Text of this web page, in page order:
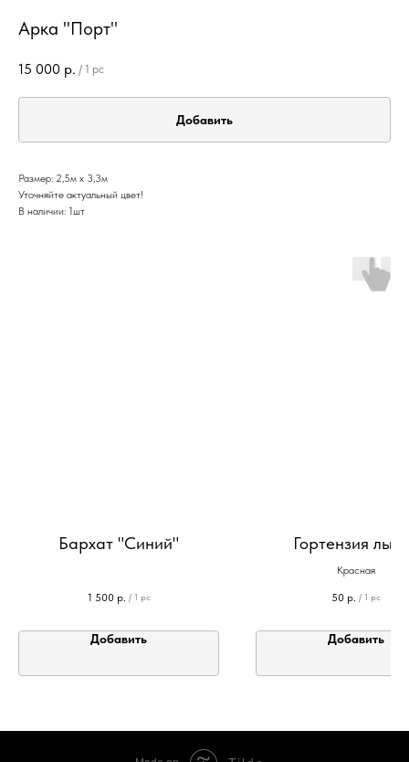
Арка "Порт"
15 000 р. / 1 pc
Добавить
Размер: 2,5м х 3,3м
Уточняйте актуальный цвет!
В наличии: 1шт
Бархат "Синий"
1 500 р. / 1 pc
Добавить
Гортензия
Красная
50 р. / 1 pc
Добавить